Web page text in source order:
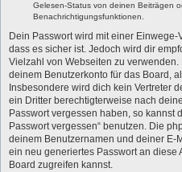
Gelesen-Status von deinen Beiträgen
Benachrichtigungsfunktionen.
Dein Passwort wird mit einer
dass es sicher ist. Jedoch wird dir
Vielzahl von Webseiten zu
deinem Benutzerkonto für das Board,
Insbesondere wird dich kein Vertreter
ein Dritter berechtigterweise nach
Passwort vergessen haben, so kannst
Passwort vergessen“ benutzen. Die
deinem Benutzernamen und deiner E-
ein neu generiertes Passwort an diese
Board zugreifen kannst.